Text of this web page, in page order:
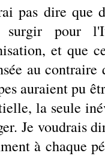
pas dire que
surgir pour
et que
au contraire
auraient pu
la seule
Je voudrais
à chaque